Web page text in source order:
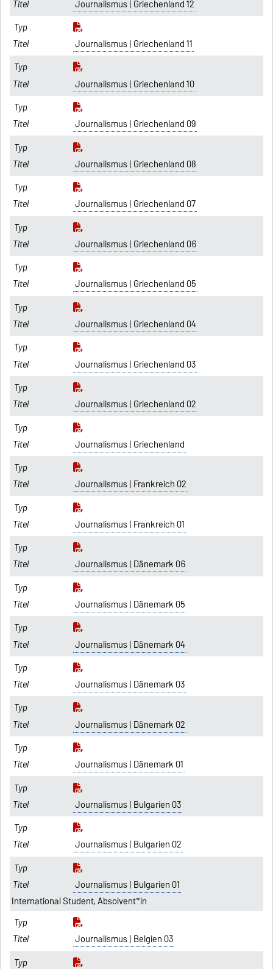
Journalismus | Griechenland 12
Journalismus | Griechenland 11
Journalismus | Griechenland 10
Journalismus | Griechenland 09
Journalismus | Griechenland 08
Journalismus | Griechenland 07
Journalismus | Griechenland 06
Journalismus | Griechenland 05
Journalismus | Griechenland 04
Journalismus | Griechenland 03
Journalismus | Griechenland 02
Journalismus | Griechenland
Journalismus | Frankreich 02
Journalismus | Frankreich 01
Journalismus | Dänemark 06
Journalismus | Dänemark 05
Journalismus | Dänemark 04
Journalismus | Dänemark 03
Journalismus | Dänemark 02
Journalismus | Dänemark 01
Journalismus | Bulgarien 03
Journalismus | Bulgarien 02
Journalismus | Bulgarien 01
International Student, Absolvent*in
Journalismus | Belgien 03